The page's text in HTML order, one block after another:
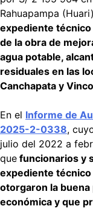
Rahuapampa (Huari)
expediente técnico
de la obra de
agua potable,
residuales en las
Canchapata y
En el Informe de
2025-2-0338,
julio del 2022 a
que funcionarios y
expediente
otorgaron la
económica y que